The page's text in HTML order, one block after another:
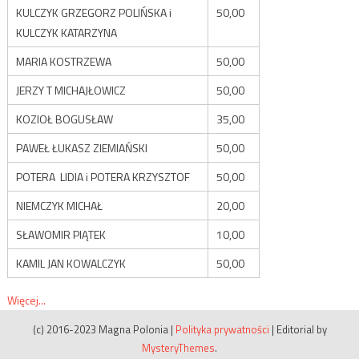
KULCZYK GRZEGORZ POLIŃSKA i
KULCZYK KATARZYNA
50,00
MARIA KOSTRZEWA
50,00
JERZY T MICHAJŁOWICZ
50,00
KOZIOŁ BOGUSŁAW
35,00
PAWEŁ ŁUKASZ ZIEMIAŃSKI
50,00
POTERA LIDIA i POTERA KRZYSZTOF
50,00
NIEMCZYK MICHAŁ
20,00
SŁAWOMIR PIĄTEK
10,00
KAMIL JAN KOWALCZYK
50,00
Więcej...
(c) 2016-2023 Magna Polonia | Polityka prywatności | Editorial by
MysteryThemes.